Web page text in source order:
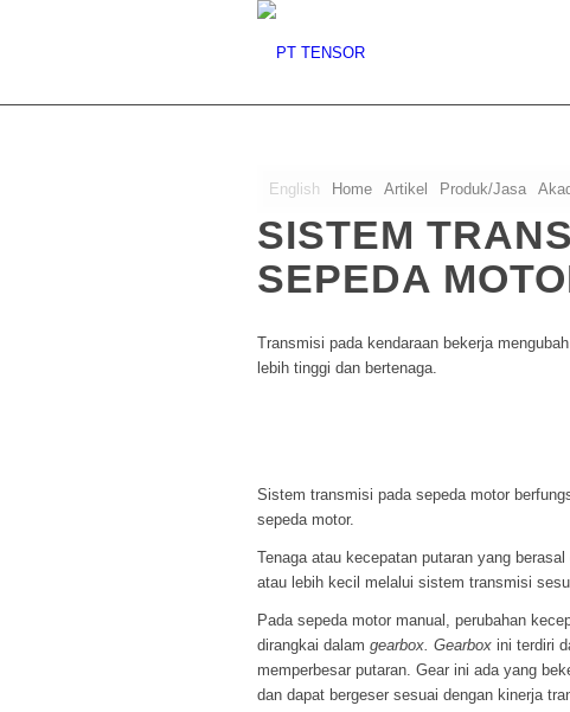
English Home Artikel Produk/Jasa
SISTEM
SEPEDA
Transmisi pada kendaraan bekerja
lebih tinggi dan bertenaga.
Sistem transmisi pada sepeda motor
sepeda motor.
Tenaga atau kecepatan putaran yang
atau lebih kecil melalui sistem transmisi
Pada sepeda motor manual, perubahan
dirangkai dalam gearbox. Gearbox ini terdiri
memperbesar putaran. Gear ini ada yang
dan dapat bergeser sesuai dengan kinerja